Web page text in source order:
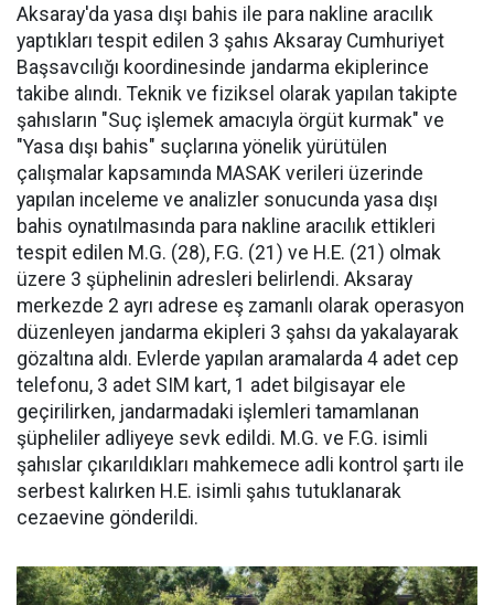
Aksaray'da yasa dışı bahis ile para nakline aracılık
yaptıkları tespit edilen 3 şahıs Aksaray Cumhuriyet
Başsavcılığı koordinesinde jandarma ekiplerince
takibe alındı. Teknik ve fiziksel olarak yapılan takipte
şahısların "Suç işlemek amacıyla örgüt kurmak" ve
"Yasa dışı bahis" suçlarına yönelik yürütülen
çalışmalar kapsamında MASAK verileri üzerinde
yapılan inceleme ve analizler sonucunda yasa dışı
bahis oynatılmasında para nakline aracılık ettikleri
tespit edilen M.G. (28), F.G. (21) ve H.E. (21) olmak
üzere 3 şüphelinin adresleri belirlendi. Aksaray
merkezde 2 ayrı adrese eş zamanlı olarak operasyon
düzenleyen jandarma ekipleri 3 şahsı da yakalayarak
gözaltına aldı. Evlerde yapılan aramalarda 4 adet cep
telefonu, 3 adet SIM kart, 1 adet bilgisayar ele
geçirilirken, jandarmadaki işlemleri tamamlanan
şüpheliler adliyeye sevk edildi. M.G. ve F.G. isimli
şahıslar çıkarıldıkları mahkemece adli kontrol şartı ile
serbest kalırken H.E. isimli şahıs tutuklanarak
cezaevine gönderildi.